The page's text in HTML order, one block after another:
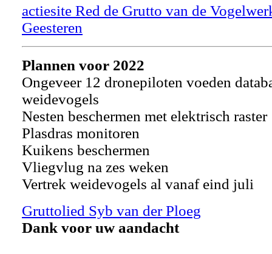
actiesite Red de Grutto van de
Geesteren
Plannen voor 2022
Ongeveer 12 dronepiloten voeden
weidevogels
Nesten beschermen met elektrisch raster
Plasdras monitoren
Kuikens beschermen
Vliegvlug na zes weken
Vertrek weidevogels al vanaf eind juli
Gruttolied Syb van der Ploeg
Dank voor uw aandacht